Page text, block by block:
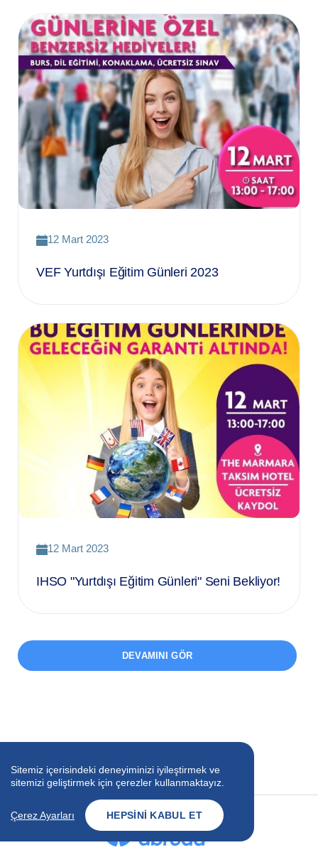
DEVAMINI GÖR
12 Mart 2023
VEF Yurtdışı Eğitim Günleri 2023
12 Mart 2023
IHSO "Yurtdışı Eğitim Günleri" Seni Bekliyor!
Sitemiz içerisindeki deneyiminizi iyileştirmek ve
sitemizi geliştirmek için çerezler kullanmaktayız.
Çerez Ayarları HEPSINI KABUL ET